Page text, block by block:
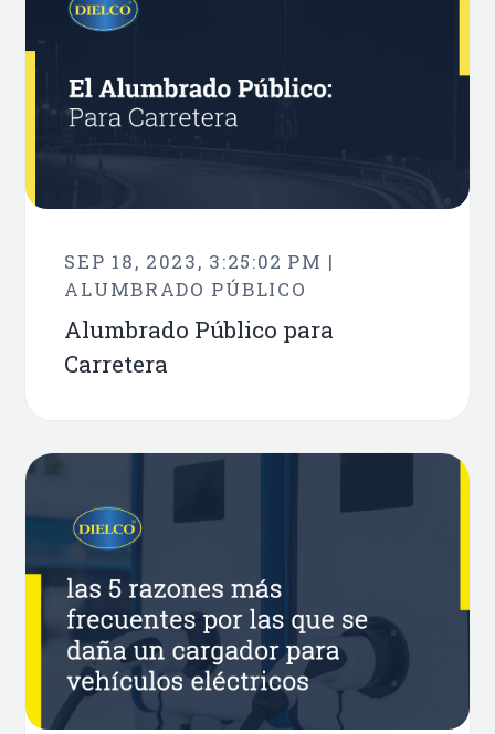
SEP 18, 2023, 3:25:02 PM |
ALUMBRADO PÚBLICO
Alumbrado Público para
Carretera